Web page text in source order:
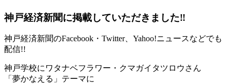
神戸経済新聞に掲載していただきました‼︎
神戸経済新聞のFacebook・Twitter、Yahoo!ニュースなどでも
配信!!
神戸学校にワタナベフラワー・クマガイタツロウさん
「夢かなえる」テーマに